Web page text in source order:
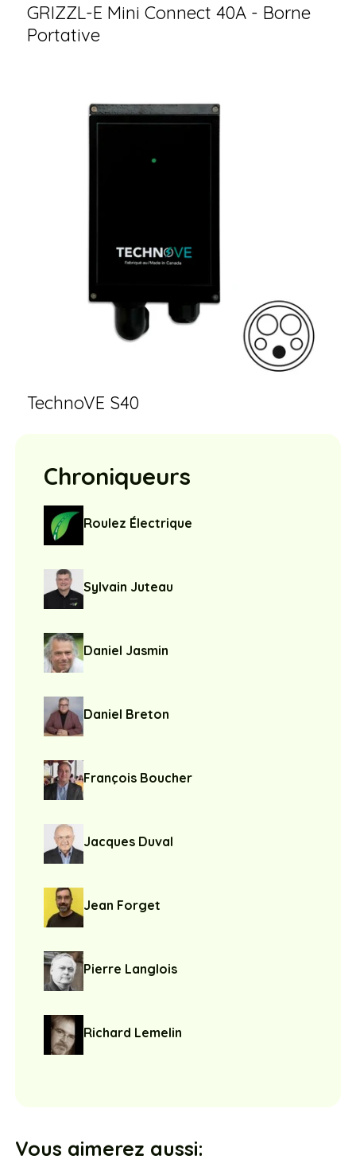
GRIZZL-E Mini Connect 40A - Borne
Portative
TechnoVE S40
Chroniqueurs
Roulez Électrique
Sylvain Juteau
Daniel Jasmin
Daniel Breton
François Boucher
Jacques Duval
Jean Forget
Pierre Langlois
Richard Lemelin
Vous aimerez aussi: